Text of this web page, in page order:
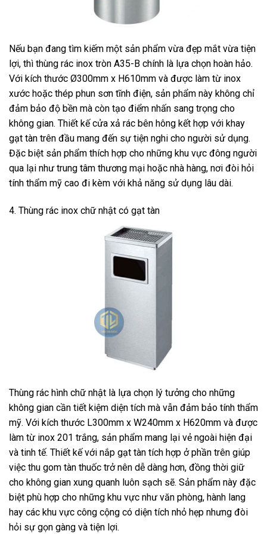
Nếu bạn đang tìm kiếm một sản phẩm vừa đẹp mắt vừa tiện
lợi, thì thùng rác inox tròn A35-B chính là lựa chọn hoàn hảo.
Với kích thước Ø300mm x H610mm và được làm từ inox
xước hoặc thép phun sơn tĩnh điện, sản phẩm này không chỉ
đảm bảo độ bền mà còn tạo điểm nhấn sang trọng cho
không gian. Thiết kế cửa xả rác bên hông kết hợp với khay
gạt tàn trên đầu mang đến sự tiện nghi cho người sử dụng.
Đặc biệt sản phẩm thích hợp cho những khu vực đông người
qua lại như trung tâm thương mại hoặc nhà hàng, nơi đòi hỏi
tính thẩm mỹ cao đi kèm với khả năng sử dụng lâu dài.
4. Thùng rác inox chữ nhật có gạt tàn
Thùng rác hình chữ nhật là lựa chọn lý tưởng cho những
không gian cần tiết kiệm diện tích mà vẫn đảm bảo tính thẩm
mỹ. Với kích thước L300mm x W240mm x H620mm và được
làm từ inox 201 trắng, sản phẩm mang lại vẻ ngoài hiện đại
và tinh tế. Thiết kế với nắp gạt tàn tích hợp ở phần trên giúp
việc thu gom tàn thuốc trở nên dễ dàng hơn, đồng thời giữ
cho không gian xung quanh luôn sạch sẽ. Sản phẩm này đặc
biệt phù hợp cho những khu vực như văn phòng, hành lang
hay các khu vực công cộng có diện tích nhỏ hẹp nhưng đòi
hỏi sự gọn gàng và tiện lợi.